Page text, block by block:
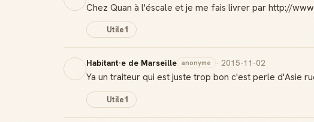
Chez Quan à l'éscale et je me fais livrer par http://
Utile1
Habitant·e de Marseille anonyme · 2015-11-02
Ya un traiteur qui est juste trop bon c'est perle d'Asie
Utile1